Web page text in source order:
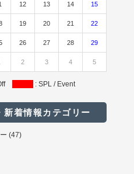
12 13 14 15
19 20 21 22
26 27 28 29
2 3 4 5
: SPL / Event
新着情報カテゴリー
(47)